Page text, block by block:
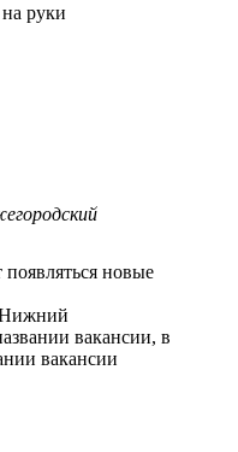
на руки
новые
вакансии, в
вакансии